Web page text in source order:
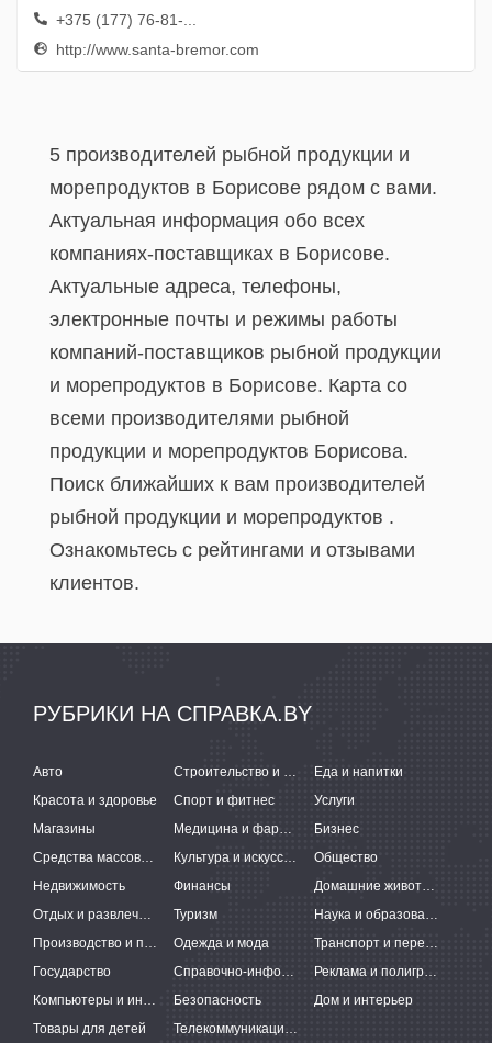
+375 (177) 76-81-...
http://www.santa-bremor.com
5 производителей рыбной продукции и
морепродуктов в Борисове рядом с вами.
Актуальная информация обо всех
компаниях-поставщиках в Борисове.
Актуальные адреса, телефоны,
электронные почты и режимы работы
компаний-поставщиков рыбной продукции
и морепродуктов в Борисове. Карта со
всеми производителями рыбной
продукции и морепродуктов Борисова.
Поиск ближайших к вам производителей
рыбной продукции и морепродуктов .
Ознакомьтесь с рейтингами и отзывами
клиентов.
РУБРИКИ НА СПРАВКА.BY
Авто Строительство и ремонт
Еда и напитки
Красота и здоровье
Спорт и фитнес
Услуги
Магазины
Медицина и фармацевтика
Бизнес
Средства массовой информации
Культура и искусство
Общество
Недвижимость
Финансы
Домашние животные
Отдых и развлечения
Туризм
Наука и образование
Производство и поставки
Одежда и мода
Транспорт и перевозки
Государство
Справочно-информационные системы
Реклама и полиграфия
Компьютеры и интернет
Безопасность
Дом и интерьер
Товары для детей
Телекоммуникации и связь